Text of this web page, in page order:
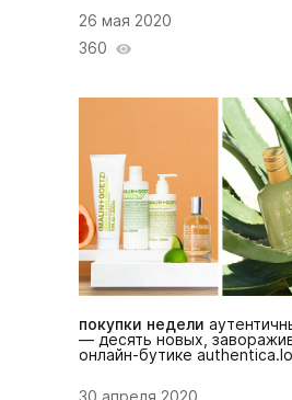
26 мая 2020
360
покупки недели
— десять новых,
онлайн-бутике
30 апреля 2020